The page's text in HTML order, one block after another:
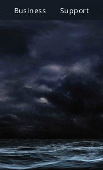
Business Support